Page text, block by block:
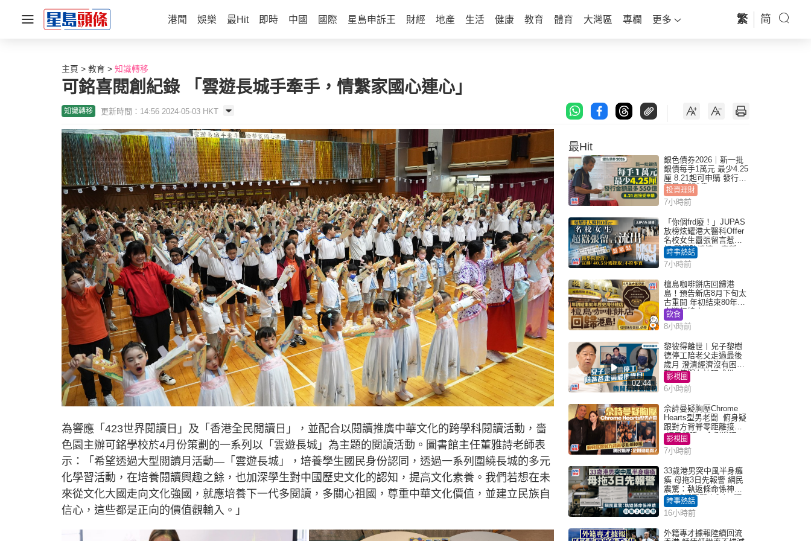
港聞 娛樂 最Hit 即時 中國 國際 星島申訴王 財經 地產 生活 健康 教育 體育 大灣區 專欄 更多 繁 简
主頁 教育 知識轉移
可銘喜閱創紀錄 「雲遊長城手牽手，情繫家國心連心」
知識轉移 更新時間：14:56 2024-05-03 HKT
為響應「423世界閱讀日」及「香港全民閲讀日」，並配合以閱讀推廣中華文化的跨學科閱讀活動，嗇
色園主辦可銘學校於4月份策劃的一系列以「雲遊長城」為主題的閱讀活動。圖書館主任董雅詩老師表
示：「希望透過大型閲讀月活動—「雲遊長城」，培養學生國民身份認同，透過一系列圍繞長城的多元
化學習活動，在培養閱讀興趣之餘，也加深學生對中國歷史文化的認知，提高文化素養。我們若想在未
來從文化大國走向文化強國，就應培養下一代多閱讀，多關心祖國，尊重中華文化價值，並建立民族自
信心，這些都是正向的價值觀輸入。」
最Hit
銀色債券2026｜新一批
銀債每手1萬元 最少4.25
厘 8.21起可申購 發行金
額最多550億
投資理財
7小時前
「你個frd廢！」JUPAS
放榜炫耀港大醫科Offer
名校女生囂張留言惹眾
怒 醫學院澄清：宣稱
「40.5分獲錄取」不符事
實｜Juicy叮
時事熱話
7小時前
檀島咖啡餅店回歸港
島！預告新店8月下旬太
古重開 年初結束80年歷
史灣仔總店
飲食
8小時前
02:44
黎彼得離世丨兒子黎樹
德停工陪老父走過最後
歲月 澄清經濟沒有困
難：傳聞有誇張成份
影視圈
6小時前
佘詩曼疑胸壓Chrome
Hearts型男老闆 俯身疑
跟對方背脊零距離接觸
網民驚呼：企側邊唔
得？
影視圈
7小時前
33歲港男突中風半身癱
瘓 母拖3日先報警 網民
震驚：執返條命係神蹟
自爆2個惡習｜Juicy叮
時事熱話
16小時前
外籍專才據報陸續回流